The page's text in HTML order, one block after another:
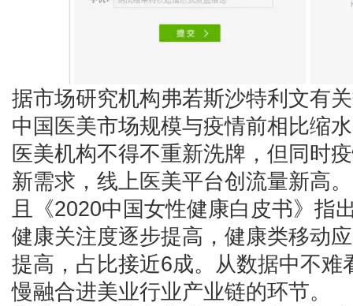
据市场研究机构弗若斯沙特利文有
中国医美市场规模与疫情前相比缩
医美机构不得不重新洗牌，但同时
新需求，线上医美平台创流量新高。
且《2020中国女性健康白皮书》指
健康关注度逐步提高，健康类移动
提高，占比接近6成。从数据中不难
慢融合进美业行业产业链的环节。